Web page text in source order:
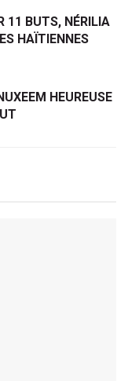
11 BUTS, NÉRILIA
HAÏTIENNES
HEUREUSE